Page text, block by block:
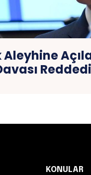
Aleyhine
KONULAR